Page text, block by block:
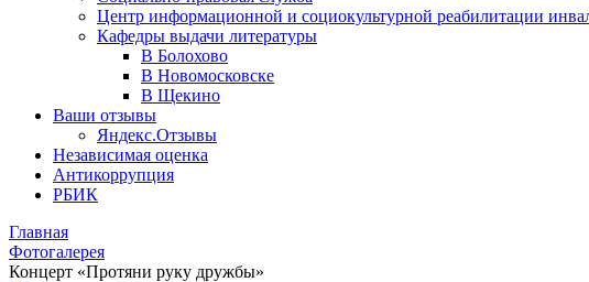
Центр информационной и социокультурной реабилитации
Кафедры выдачи литературы
В Болохово
В Новомосковске
В Щекино
Ваши отзывы
Яндекс.Отзывы
Независимая оценка
Антикоррупция
РБИК
Главная
Фотогалерея
Концерт «Протяни руку дружбы»